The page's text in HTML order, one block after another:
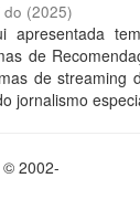
do (2025)
apresentada
de
de streaming
jornalismo
2002-